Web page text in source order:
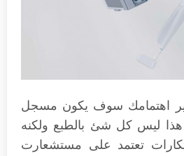
اهتمامك سوف يكون مسجل
هذا ليس كل شئ بالطبع ولكنه
تعتمد على مستشعارت